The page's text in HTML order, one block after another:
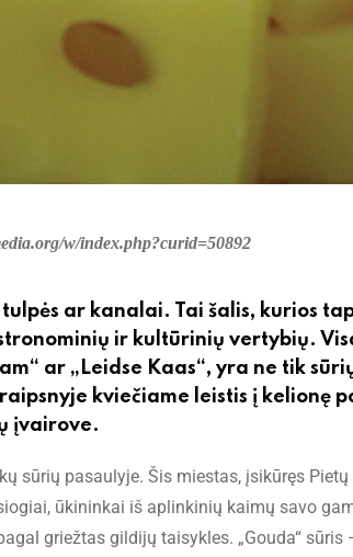
w/index.php?curid=50892
ar kanalai. Tai šalis, kurios
ir kultūrinių vertybių.
ar „Leidse Kaas“, yra ne tik
kviečiame leistis į kelionę
įvairove.
sūrių pasaulyje. Šis miestas, įsikūręs
ūkininkai iš aplinkinių kaimų savo
griežtas gildijų taisykles. „Gouda“